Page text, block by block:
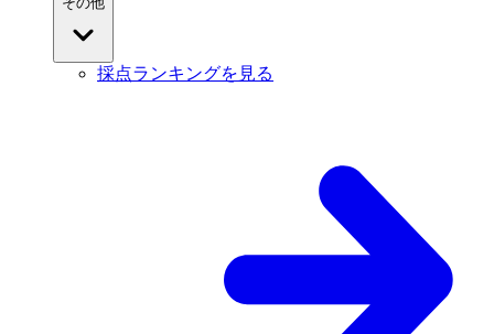
採点ランキングを見る